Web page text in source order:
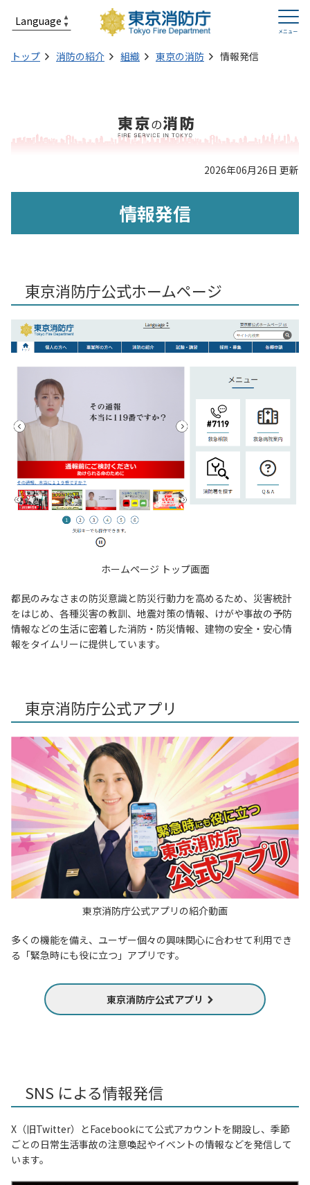
トップ 消防の紹介 組織 東京の消防 情報発信
2026年06月26日 更新
情報発信
東京消防庁公式ホームページ
ホームページ トップ画面
都民のみなさまの防災意識と防災行動力を高めるため、災害統計
をはじめ、各種災害の教訓、地震対策の情報、けがや事故の予防
情報などの生活に密着した消防・防災情報、建物の安全・安心情
報をタイムリーに提供しています。
東京消防庁公式アプリ
東京消防庁公式アプリの紹介動画
多くの機能を備え、ユーザー個々の興味関心に合わせて利用でき
る「緊急時にも役に立つ」アプリです。
東京消防庁公式アプリ
SNS による情報発信
X（旧Twitter）とFacebookにて公式アカウントを開設し、季節
ごとの日常生活事故の注意喚起やイベントの情報などを発信して
います。